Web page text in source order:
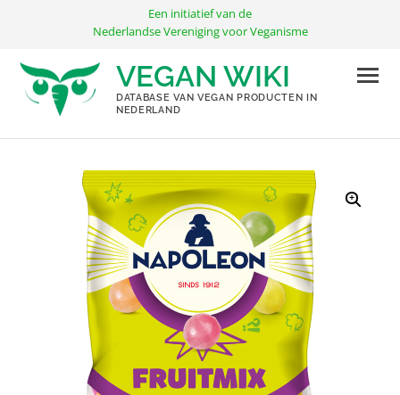
inhoud
Een initiatief van de
Nederlandse Vereniging voor Veganisme
VEGAN WIKI
DATABASE VAN VEGAN PRODUCTEN IN
NEDERLAND